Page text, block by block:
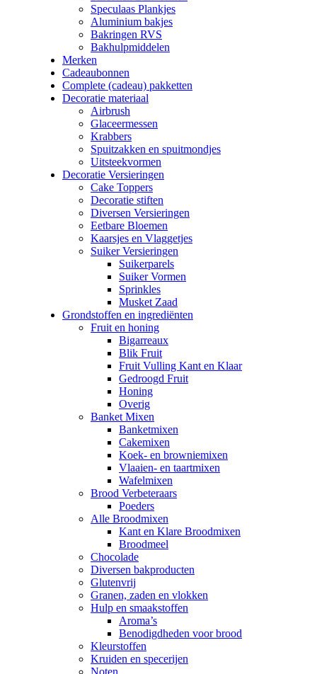
Speculaas Plankjes
Aluminium bakjes
Bakringen RVS
Bakhulpmiddelen
Merken
Cadeaubonnen
Complete (cadeau) pakketten
Decoratie materiaal
Airbrush
Glaceermessen
Krabbers
Spuitzakken en spuitmondjes
Uitsteekvormen
Decoratie Versieringen
Cake Toppers
Decoratie stiften
Diversen Versieringen
Eetbare Bloemen
Kaarsjes en Vlaggetjes
Suiker Versieringen
Suikerparels
Suiker Vormen
Sprinkles
Musket Zaad
Grondstoffen en ingrediënten
Fruit en honing
Bigarreaux
Blik Fruit
Fruit Vulling Kant en Klaar
Gedroogd Fruit
Honing
Overig
Banket Mixen
Banketmixen
Cakemixen
Koek- en browniemixen
Vlaaien- en taartmixen
Wafelmixen
Brood Verbeteraars
Poeders
Alle Broodmixen
Kant en Klare Broodmixen
Broodmeel
Chocolade
Diversen bakproducten
Glutenvrij
Granen, zaden en vlokken
Hulp en smaakstoffen
Aroma’s
Benodigdheden voor brood
Kleurstoffen
Kruiden en specerijen